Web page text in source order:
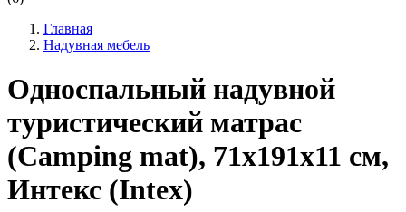
Главная
Надувная мебель
Односпальный надувной
туристический матрас
(Camping mat), 71х191х11 см,
Интекс (Intex)